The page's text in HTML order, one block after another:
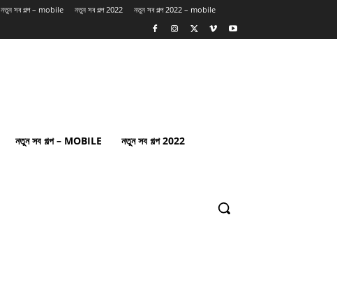
নতুন সব গল্প – mobile নতুন সব গল্প 2022 নতুন সব গল্প 2022 – mobile
নতুন সব গল্প – MOBILE নতুন সব গল্প 2022